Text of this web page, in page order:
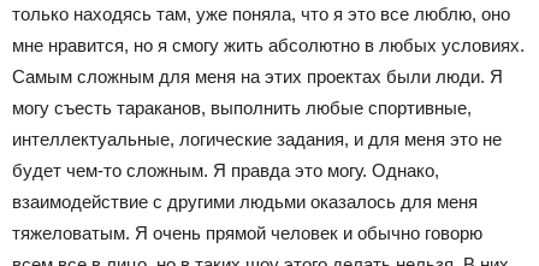
только находясь там, уже поняла, что я это все люблю, оно
мне нравится, но я смогу жить абсолютно в любых условиях.
Самым сложным для меня на этих проектах были люди. Я
могу съесть тараканов, выполнить любые спортивные,
интеллектуальные, логические задания, и для меня это не
будет чем-то сложным. Я правда это могу. Однако,
взаимодействие с другими людьми оказалось для меня
тяжеловатым. Я очень прямой человек и обычно говорю